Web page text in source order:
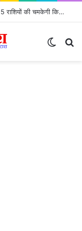
Aaj Ka Rashifal 7 August 2026: आज इन 5 राशियों की चमकेगी किस्मत, जानें सभी 12 राशियों का भविष्यफल